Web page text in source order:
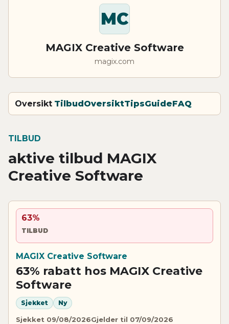
MC
MAGIX Creative Software
magix.com
Oversikt TilbudOversiktTipsGuideFAQ
TILBUD
aktive tilbud MAGIX
Creative Software
63%
TILBUD
MAGIX Creative Software
63% rabatt hos MAGIX Creative
Software
Sjekket Ny
Sjekket 09/08/2026Gjelder til 07/09/2026